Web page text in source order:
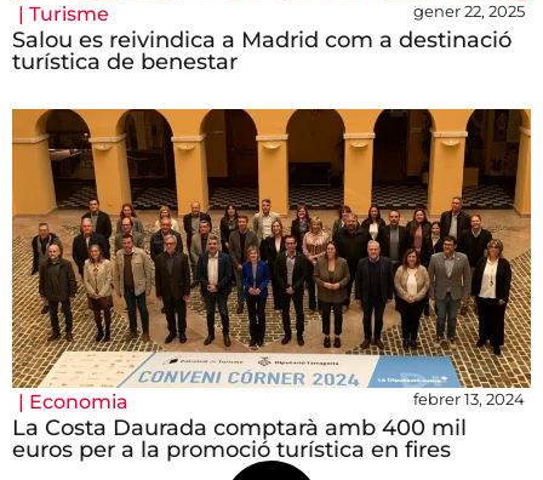
| Turisme gener 22, 2025
Salou es reivindica a Madrid com a destinació
turística de benestar
| Economia febrer 13, 2024
La Costa Daurada comptarà amb 400 mil
euros per a la promoció turística en fires